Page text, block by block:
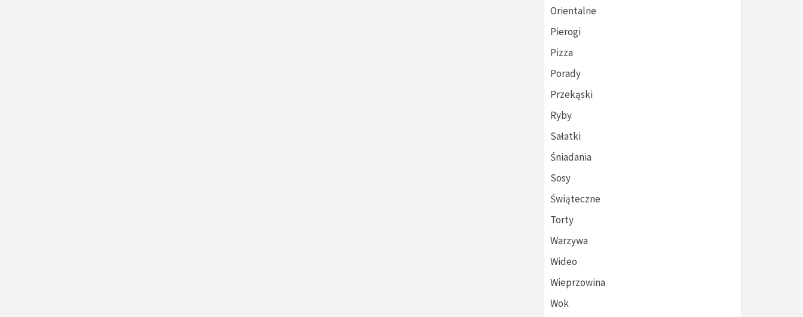
Orientalne
Pierogi
Pizza
Porady
Przekąski
Ryby
Sałatki
Śniadania
Sosy
Świąteczne
Torty
Warzywa
Wideo
Wieprzowina
Wok